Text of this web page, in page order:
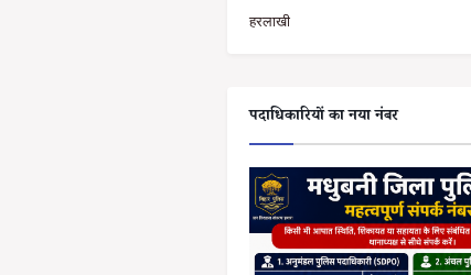
हरलाखी
पदाधिकारियों का नया नंबर